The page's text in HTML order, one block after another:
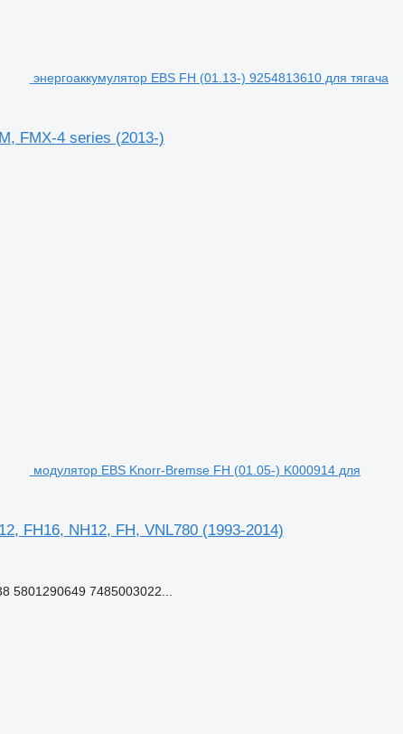
энергоаккумулятор EBS FH (01.13-) 9254813610 для тягача
FMX-4 series (2013-)
модулятор EBS Knorr-Bremse FH (01.05-) K000914 для
FH16, NH12, FH, VNL780 (1993-2014)
5801290649 7485003022...